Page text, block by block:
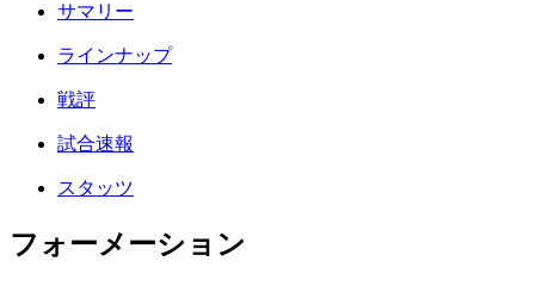
サマリー
ラインナップ
戦評
試合速報
スタッツ
フォーメーション